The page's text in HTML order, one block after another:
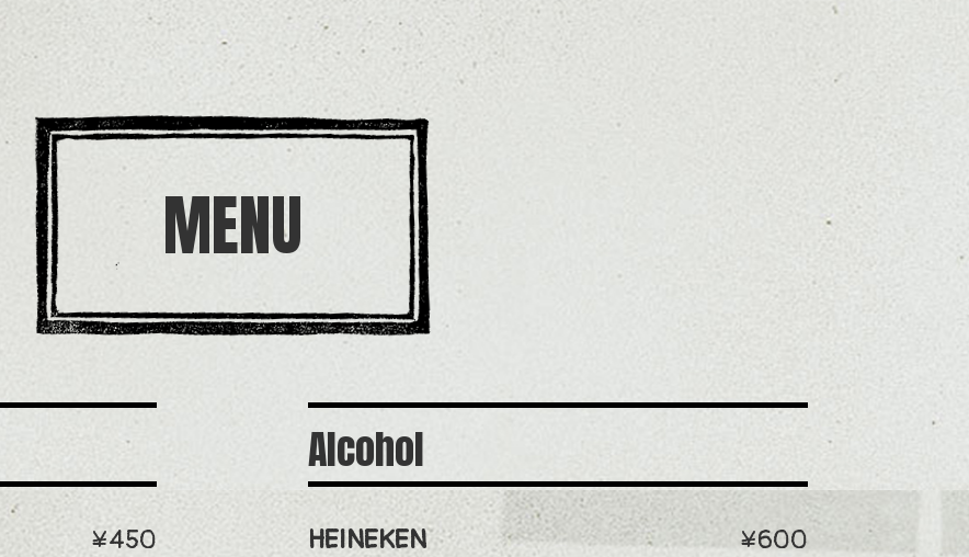
MENU
¥450
Alcohol
HEINEKEN ¥600